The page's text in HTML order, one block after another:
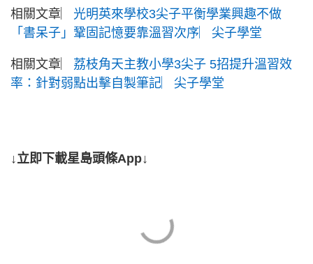
相關文章︳ 光明英來學校3尖子平衡學業興趣不做
「書呆子」鞏固記憶要靠溫習次序︳尖子學堂
相關文章︳ 荔枝角天主教小學3尖子 5招提升溫習效
率：針對弱點出擊自製筆記︳尖子學堂
↓立即下載星島頭條App↓